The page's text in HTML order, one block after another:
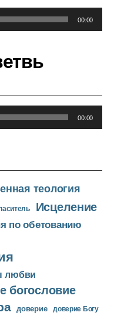
00:00
00:00
теология
Исцеление
по обетованию
любви
богословие
доверие доверие Богу